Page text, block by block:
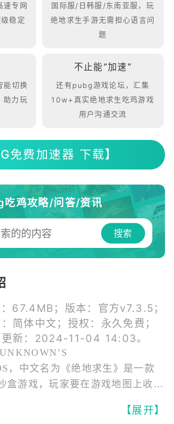
速专网
稳定
国际服/日韩服/东南亚服，玩
绝地求生手游无需担心语言问
题
能切换
助力玩
不止能“加速”
还有pubg游戏论坛，汇集
10w+真实绝地求生吃鸡游戏
用户沟通交流
免费加速器 下载】
吃鸡攻略/问答/资讯
搜索
67.4MB；版本：官方v7.3.5；
简体中文；授权：永久免费；
更新：2024-11-04 14:03。
，中文名为《绝地求生》是一款
盒游戏，玩家要在游戏地图上收集
后，俗称“吃鸡”，“大吉大利，今
【展开】